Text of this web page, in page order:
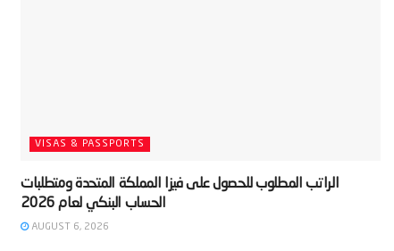
VISAS & PASSPORTS
‫الراتب المطلوب للحصول على فيزا المملكة المتحدة ومتطلبات
AUGUST 6, 2026